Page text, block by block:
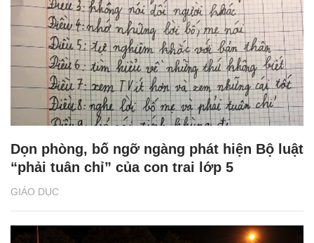
GIÁO DỤC
Dọn phòng, bố ngỡ ngàng phát hiện Bộ luật
“phải tuân chỉ” của con trai lớp 5